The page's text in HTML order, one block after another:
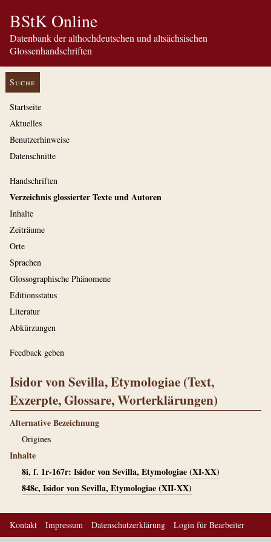
BStK Online
Datenbank der althochdeutschen und altsächsischen
Glossenhandschriften
Suche
Startseite
Aktuelles
Benutzerhinweise
Datenschnitte
Handschriften
Verzeichnis glossierter Texte und Autoren
Inhalte
Zeiträume
Orte
Sprachen
Glossographische Phänomene
Editionsstatus
Literatur
Abkürzungen
Feedback geben
Isidor von Sevilla, Etymologiae (Text,
Exzerpte, Glossare, Worterklärungen)
Alternative Bezeichnung
Origines
Inhalte
8i, f. 1r-167r: Isidor von Sevilla, Etymologiae (XI-XX)
848c, Isidor von Sevilla, Etymologiae (XII-XX)
Kontakt Impressum Datenschutzerklärung Login für Bearbeiter